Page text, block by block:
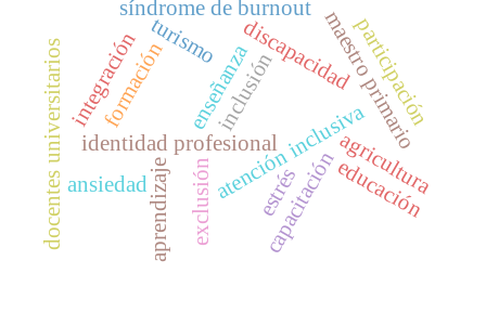
formación
atención inclusiva
identidad profesional
enseñanza
aprendizaje
inclusión
exclusión
discapacidad
capacitación
estrés
ansiedad
docentes universitarios
síndrome de burnout maestro primario
agricultura
turismo
educación
integración participación